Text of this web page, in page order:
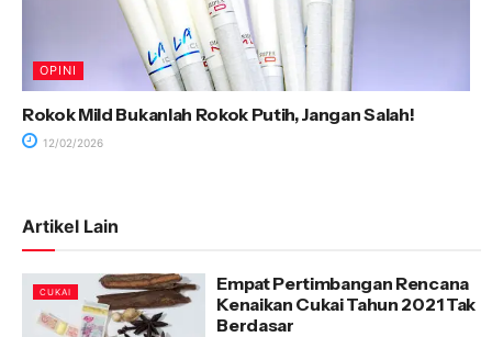
OPINI
Rokok Mild Bukanlah Rokok Putih, Jangan Salah!
12/02/2026
Artikel Lain
CUKAI
Empat Pertimbangan Rencana
Kenaikan Cukai Tahun 2021 Tak
Berdasar